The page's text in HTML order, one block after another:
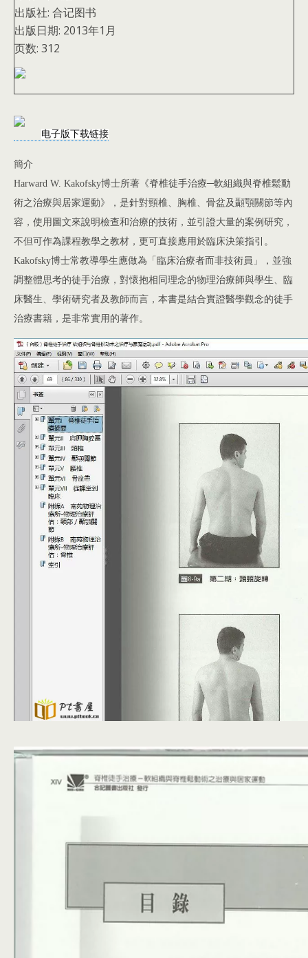
出版社: 合记图书
出版日期: 2013年1月
页数: 312
电子版下载链接
簡介
Harward W. Kakofsky博士所著《脊椎徒手治療─軟組織與脊椎鬆動
術之治療與居家運動》，是針對頸椎、胸椎、骨盆及顳顎關節等內
容，使用圖文來說明檢查和治療的技術，並引證大量的案例研究，
不但可作為課程教學之教材，更可直接應用於臨床決策指引。
Kakofsky博士常教導學生應做為「臨床治療者而非技術員」，並強
調整體思考的徒手治療，對懷抱相同理念的物理治療師與學生、臨
床醫生、學術研究者及教師而言，本書是結合實證醫學觀念的徒手
治療書籍，是非常實用的著作。